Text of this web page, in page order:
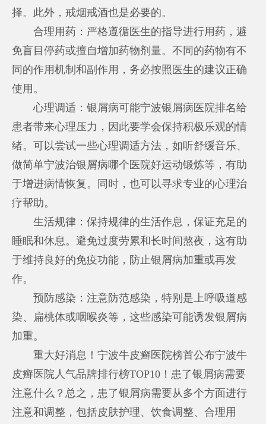
择。此外，戒烟戒酒也是必要的。
合理用药：严格遵循医生的指导进行用药，避
免盲目停药或擅自增加药物剂量。不同的药物有不
同的作用机制和副作用，务必按照医生的建议正确
使用。
心理调适：银屑病可能宁波银屑病医院排名给
患者带来心理压力，因此要学会保持积极乐观的情
绪。可以尝试一些心理调适方法，如听舒缓音乐、
做简单宁波治银屑病哪个医院好运动锻炼等，有助
于增进病情恢复。同时，也可以寻求专业的心理治
疗帮助。
生活规律：保持规律的生活作息，保证充足的
睡眠和休息。避免过度劳累和长时间熬夜，这有助
于维持良好的免疫功能，防止银屑病加重或再发
作。
预防感染：注意防范感染，特别是上呼吸道感
染、扁桃体或咽喉炎等，这些感染可能诱发银屑病
加重。
重大好消息！宁波牛皮癣医院榜首公布宁波牛
皮癣医院人气品牌排行榜TOP10！患了银屑病需要
注意什么？总之，患了银屑病需要从多个方面进行
注意和调整，包括皮肤护理、饮食调整、合理用